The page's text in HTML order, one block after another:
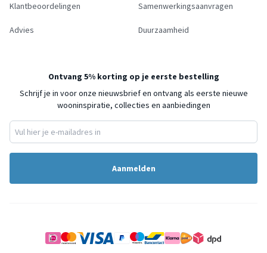
Klantbeoordelingen
Advies
Samenwerkingsaanvragen
Duurzaamheid
Ontvang 5% korting op je eerste bestelling
Schrijf je in voor onze nieuwsbrief en ontvang als eerste nieuwe
wooninspiratie, collecties en aanbiedingen
Aanmelden